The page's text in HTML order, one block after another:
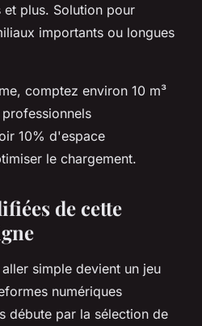
plus. Solution pour
importants ou longues
comptez environ 10 m³
10% d'espace
le chargement.
de cette
simple devient un jeu
numériques
débute par la sélection de